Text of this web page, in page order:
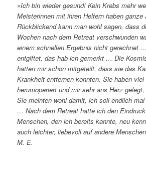
»Ich bin wieder gesund! Kein Krebs mehr
Meisterinnen mit ihren Helfern haben ganze
Rückblickend kann man wohl sagen, dass
Wochen nach dem Retreat verschwunden
einem schnellen Ergebnis nicht gerechnet
entgiftet, das hab ich gemerkt … Die
hatten mir schon mitgeteilt, dass sie das
Krankheit entfernen konnten. Sie haben
herumoperiert und mir sehr ans Herz gelegt,
Sie meinten wohl damit, ich soll endlich
… Nach dem Retreat hatte ich den
Menschen, den ich bereits kannte, neu
auch leichter, liebevoll auf andere
M. E.